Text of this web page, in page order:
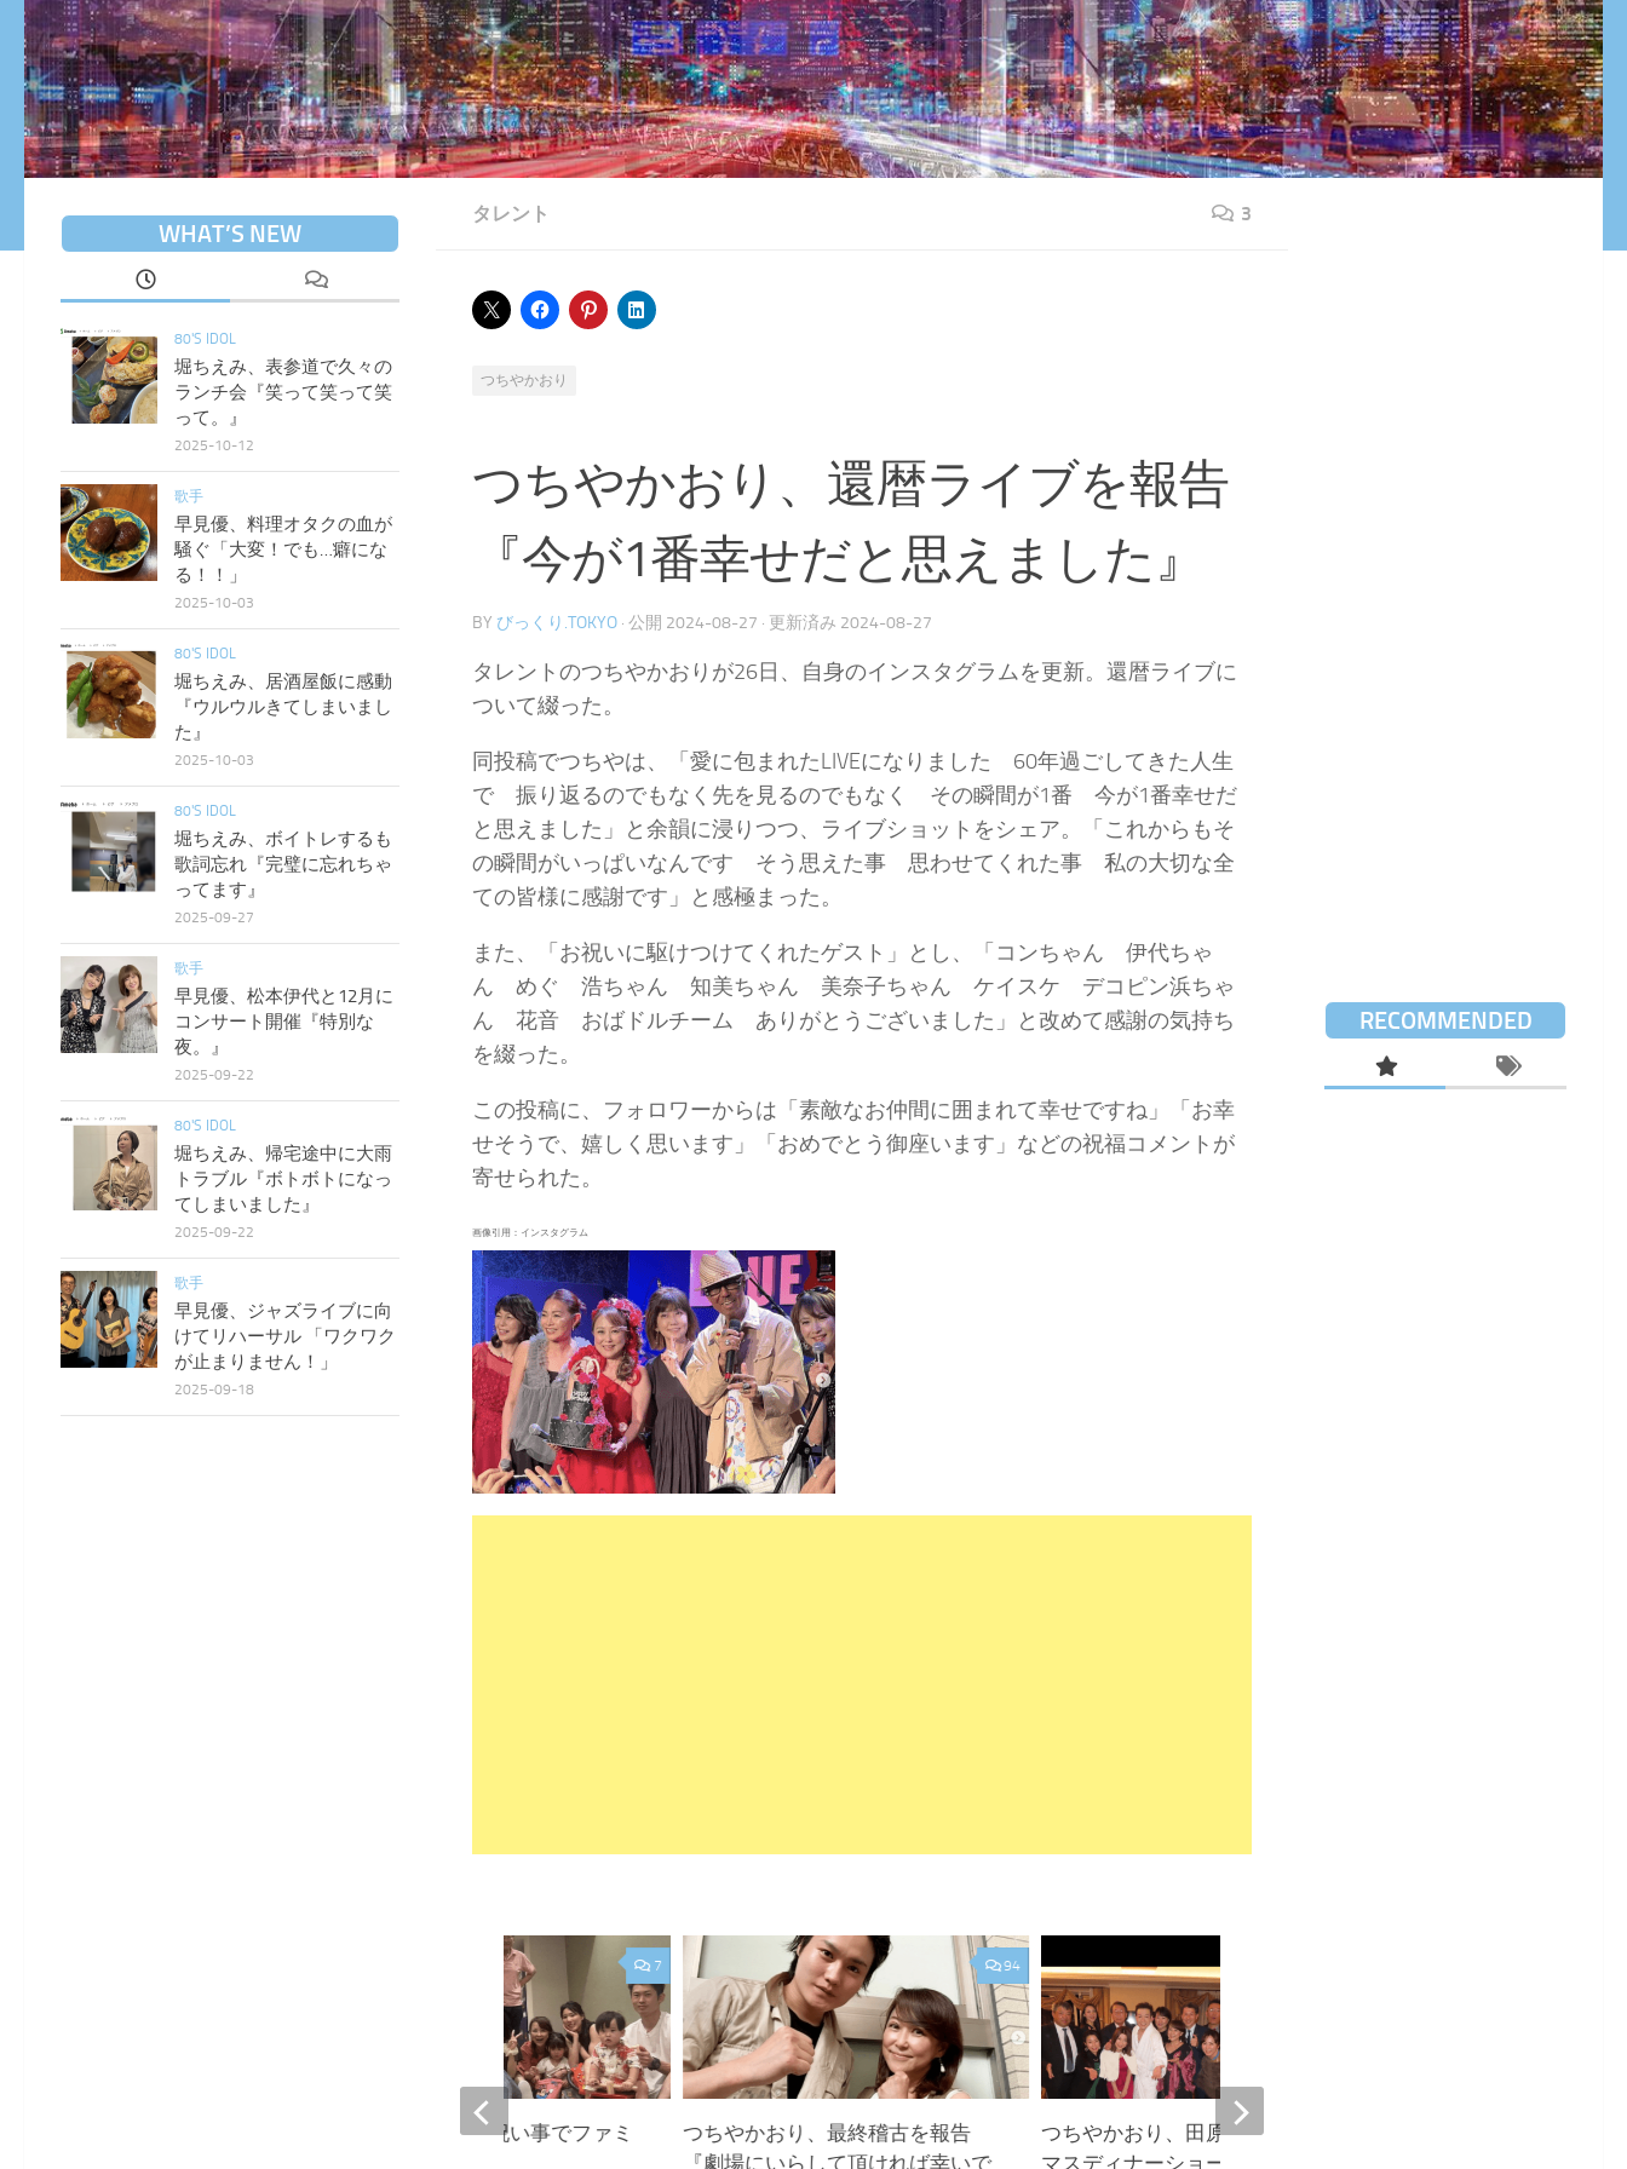
タレント 3
つちやかおり
つちやかおり、還暦ライブを報告
『今が1番幸せだと思えました』
BY びっくり.TOKYO · 公開 2024-08-27 · 更新済み 2024-08-27
タレントのつちやかおりが26日、自身のインスタグラムを更新。還暦ライブに
ついて綴った。
同投稿でつちやは、「愛に包まれたLIVEになりました 60年過ごしてきた人生
で 振り返るのでもなく先を見るのでもなく その瞬間が1番 今が1番幸せだ
と思えました」と余韻に浸りつつ、ライブショットをシェア。「これからもそ
の瞬間がいっぱいなんです そう思えた事 思わせてくれた事 私の大切な全
ての皆様に感謝です」と感極まった。
また、「お祝いに駆けつけてくれたゲスト」とし、「コンちゃん 伊代ちゃ
ん めぐ 浩ちゃん 知美ちゃん 美奈子ちゃん ケイスケ デコピン浜ちゃ
ん 花音 おばドルチーム ありがとうございました」と改めて感謝の気持ち
を綴った。
この投稿に、フォロワーからは「素敵なお仲間に囲まれて幸せですね」「お幸
せそうで、嬉しく思います」「おめでとう御座います」などの祝福コメントが
寄せられた。
画像引用：インスタグラム
94
つちやかおり、最終稽古を報告
『劇場にいらして頂ければ幸いで
つちやかおり、田原俊彦のクリス
マスディナーショーへ『みんなで
7
つちやかおり、お祝い事でファミ
WHAT’S NEW
80'S IDOL
堀ちえみ、表参道で久々の
ランチ会『笑って笑って笑
って。』
2025-10-12
歌手
早見優、料理オタクの血が
騒ぐ「大変！でも…癖にな
る！！」
2025-10-03
80'S IDOL
堀ちえみ、居酒屋飯に感動
『ウルウルきてしまいまし
た』
2025-10-03
80'S IDOL
堀ちえみ、ボイトレするも
歌詞忘れ『完璧に忘れちゃ
ってます』
2025-09-27
歌手
早見優、松本伊代と12月に
コンサート開催『特別な
夜。』
2025-09-22
80'S IDOL
堀ちえみ、帰宅途中に大雨
トラブル『ボトボトになっ
てしまいました』
2025-09-22
歌手
早見優、ジャズライブに向
けてリハーサル 「ワクワク
が止まりません！」
2025-09-18
RECOMMENDED